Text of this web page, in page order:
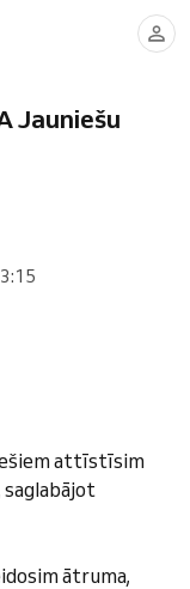
Jauniešu
attīstīsim
ātruma,